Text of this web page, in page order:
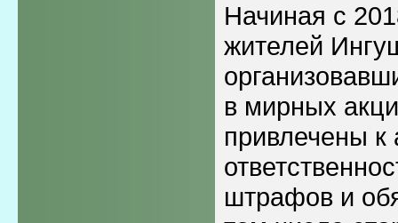
Начиная с
жителей
в мирных
привлечены к
штрафов и